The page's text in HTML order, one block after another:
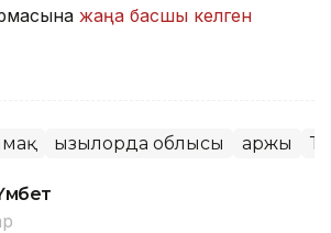
жаңа басшы келген
Қызылорда облысы Қаржы